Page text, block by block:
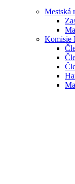
Mestská
Komisie